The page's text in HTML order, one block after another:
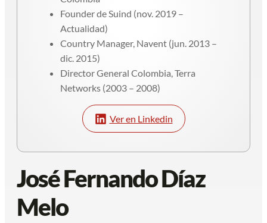
Founder de Suind (nov. 2019 –
Actualidad)
Country Manager, Navent (jun. 2013 –
dic. 2015)
Director General Colombia, Terra
Networks (2003 – 2008)
Ver en Linkedin
José Fernando Díaz
Melo